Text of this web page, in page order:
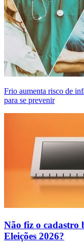
Frio aumenta risco de
para se prevenir
Não fiz o cadastro
Eleições 2026?